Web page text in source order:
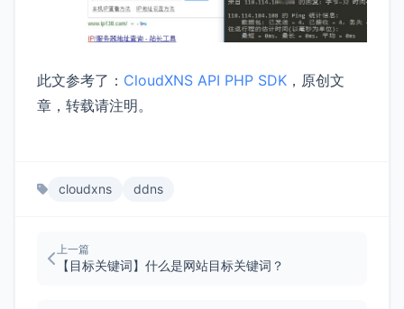
此文参考了： CloudXNS API PHP SDK ，原创文
章，转载请注明。
cloudxns ddns
上一篇
【目标关键词】什么是网站目标关键词？